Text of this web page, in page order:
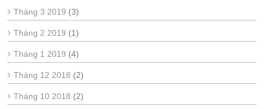
Tháng 3 2019 (3)
Tháng 2 2019 (1)
Tháng 1 2019 (4)
Tháng 12 2018 (2)
Tháng 10 2018 (2)